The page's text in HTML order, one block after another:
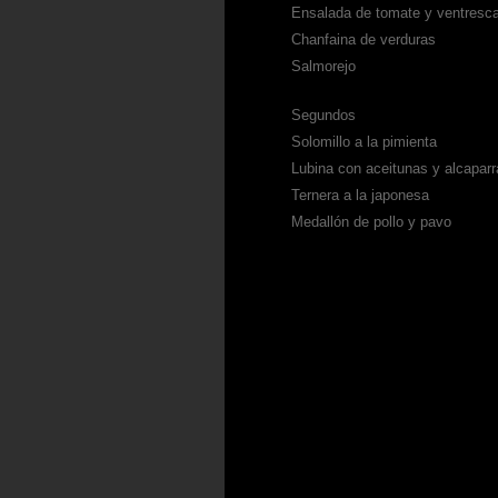
Ensalada de tomate y
Chanfaina de verduras
Salmorejo
Segundos
Solomillo a la pimienta
Lubina con aceitunas y
Ternera a la japonesa
Medallón de pollo y pavo